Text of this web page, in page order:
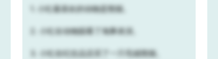
1. 小红最喜欢的动物是熊猫。
2. 小红在动物园看了海豚表演。
3. 小红在纪念品店买了一只毛绒熊猫。